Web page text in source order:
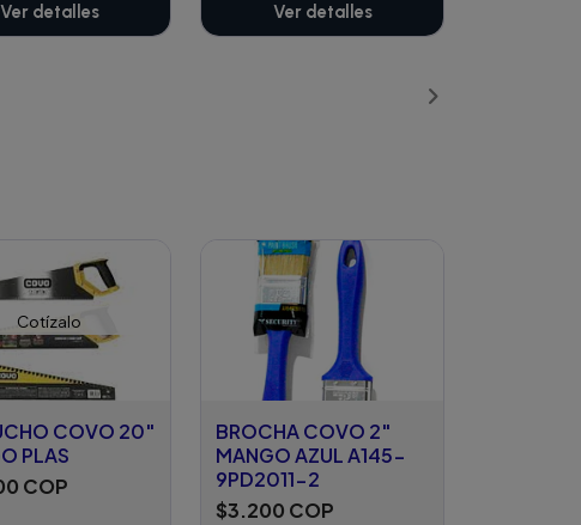
Ver detalles Ver detalles
Cotízalo
COVO 20"
PLAS
COP
BROCHA COVO 2"
MANGO AZUL A145-
9PD2011-2
$3.200 COP